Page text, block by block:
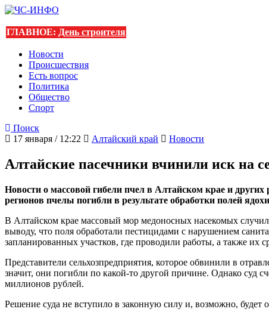
ГЛАВНОЕ: День строителя
Новости
Происшествия
Есть вопрос
Политика
Общество
Спорт
Поиск
17 января / 12:22
Алтайский край Новости
Алтайские пасечники вчинили иск на
Новости о массовой гибели пчел в Алтайском крае и
регионов пчелы погибли в результате обработки полей
В Алтайском крае массовый мор медоносных насекомых
выводу, что поля обработали пестицидами с нарушением
запланированных участков, где проводили работы, а также их
Представители сельхозпредприятия, которое обвинили в
значит, они погибли по какой-то другой причине. Однако суд
миллионов рублей.
Решение суда не вступило в законную силу и, возможно, будет